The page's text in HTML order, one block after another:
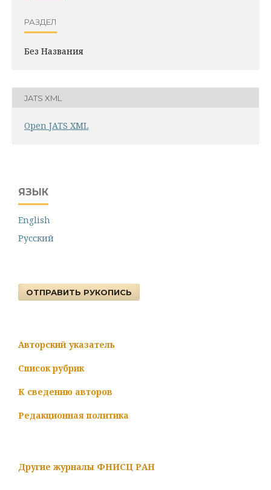
РАЗДЕЛ
Без Названия
JATS XML
Open JATS XML
ЯЗЫК
English
Русский
ОТПРАВИТЬ РУКОПИСЬ
Авторский указатель
Список рубрик
К сведению авторов
Редакционная политика
Другие журналы ФНИСЦ РАН